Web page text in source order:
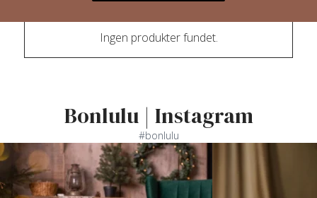
Ingen produkter fundet.
Bonlulu | Instagram
#bonlulu